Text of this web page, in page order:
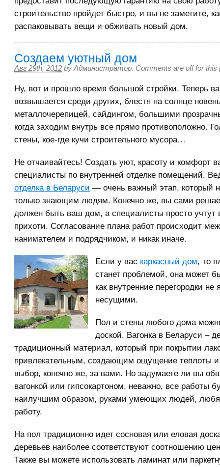
строительство пройдет быстро, и вы не заметите,
распаковывать вещи и обживать новый дом.
Создаем уютный дом
Авг 29th, 2012 by Администратор. Comments are off for this
Ну, вот и прошло время большой стройки. Теперь
возвышается среди других, блестя на солнце
металлочерепицей, сайдингом, большими
когда заходим внутрь все прямо противоположно.
стены, кое-где кучи строительного мусора…
Не отчаивайтесь! Создать уют, красоту и комфорт
специалисты по внутренней отделке помещений.
отделка в Беларуси — очень важный этап, который
только знающим людям. Конечно же, вы сами
должен быть ваш дом, а специалисты просто учтут
прихоти. Согласование плана работ происходит
нанимателем и подрядчиком, и никак иначе.
Если у вас каркасный дом, то
станет проблемой, она может
как внутренние перегородки не
несущими.
Пол и стены любого дома
доской. Вагонка в Беларуси –
традиционный материал, который при покрытии
привлекательным, создающим ощущение теплоты и
выбор, конечно же, за вами. Но задумаете ли вы
вагонкой или гипсокартоном, неважно, все работы
наилучшим образом, руками умеющих людей,
работу.
На пол традиционно идет сосновая или еловая
деревьев наиболее соответствуют соотношению
Также вы можете использовать ламинат или